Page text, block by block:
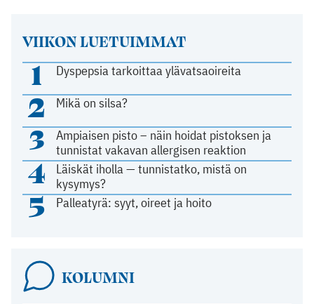
VIIKON LUETUIMMAT
1 Dyspepsia tarkoittaa ylävatsaoireita
2 Mikä on silsa?
3
Ampiaisen pisto – näin hoidat pistoksen ja
tunnistat vakavan allergisen reaktion
4
Läiskät iholla — tunnistatko, mistä on
kysymys?
5 Palleatyrä: syyt, oireet ja hoito
KOLUMNI